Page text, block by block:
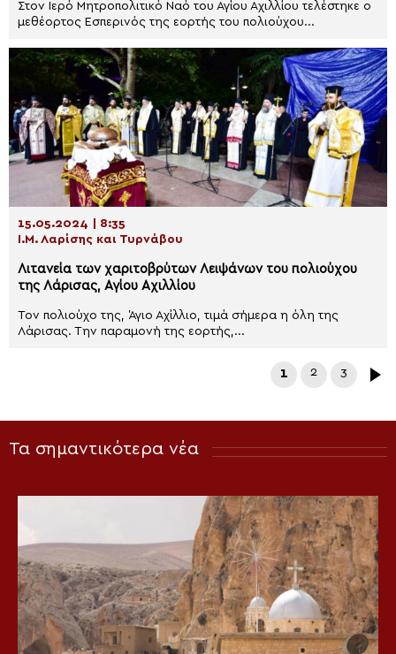
Στον Ιερό Μητροπολιτικό Ναό του Αγίου Αχιλλίου τελέστηκε ο
μεθέορτος Εσπερινός της εορτής του πολιούχου...
15.05.2024 | 8:35
Ι.Μ. Λαρίσης και Τυρνάβου
Λιτανεία των χαριτοβρύτων Λειψάνων του πολιούχου
της Λάρισας, Αγίου Αχιλλίου
Τον πολιούχο της, Άγιο Αχίλλιο, τιμά σήμερα η όλη της
Λάρισας. Την παραμονή της εορτής,...
1 2 3
Τα σημαντικότερα νέα